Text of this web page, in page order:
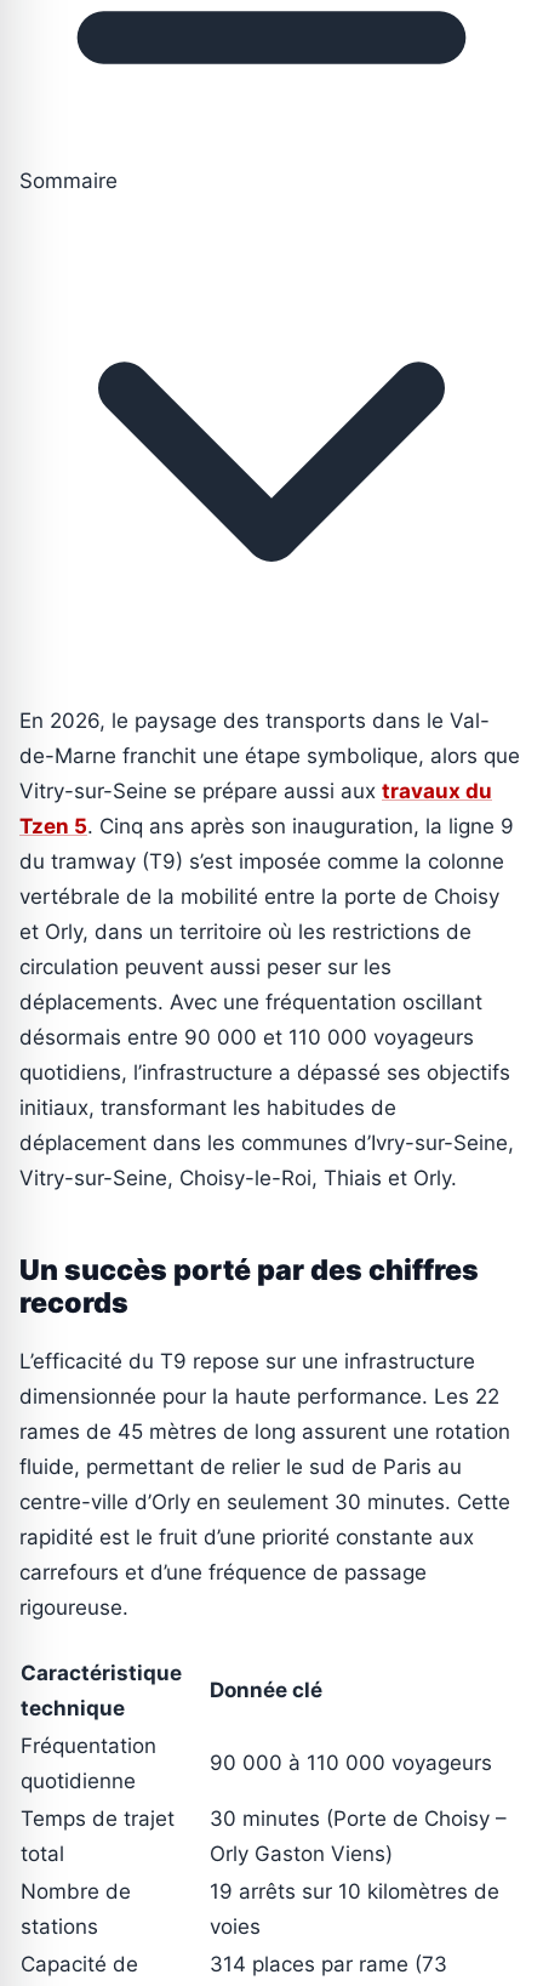
Sommaire
En 2026, le paysage des transports dans le Val-
de-Marne franchit une étape symbolique, alors que
Vitry-sur-Seine se prépare aussi aux travaux du
Tzen 5. Cinq ans après son inauguration, la ligne 9
du tramway (T9) s’est imposée comme la colonne
vertébrale de la mobilité entre la porte de Choisy
et Orly, dans un territoire où les restrictions de
circulation peuvent aussi peser sur les
déplacements. Avec une fréquentation oscillant
désormais entre 90 000 et 110 000 voyageurs
quotidiens, l’infrastructure a dépassé ses objectifs
initiaux, transformant les habitudes de
déplacement dans les communes d’Ivry-sur-Seine,
Vitry-sur-Seine, Choisy-le-Roi, Thiais et Orly.
Un succès porté par des chiffres
records
L’efficacité du T9 repose sur une infrastructure
dimensionnée pour la haute performance. Les 22
rames de 45 mètres de long assurent une rotation
fluide, permettant de relier le sud de Paris au
centre-ville d’Orly en seulement 30 minutes. Cette
rapidité est le fruit d’une priorité constante aux
carrefours et d’une fréquence de passage
rigoureuse.
Caractéristique
technique
Donnée clé
Fréquentation
quotidienne
90 000 à 110 000 voyageurs
Temps de trajet
total
30 minutes (Porte de Choisy –
Orly Gaston Viens)
Nombre de
stations
19 arrêts sur 10 kilomètres de
voies
Capacité de
314 places par rame (73